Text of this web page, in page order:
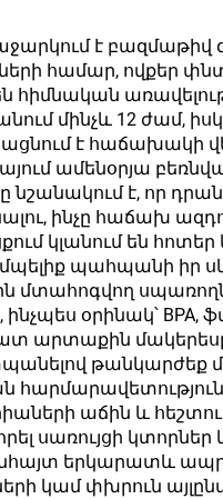
պատ
կոփեր
հետ
40
է բազմաթիվ
համար, ովքեր
մինչև 12 ժամ,
է հաճախակի
ամենօրյա
է, որ
ինչը հաճախ
կլանում են
ըմպելիք պահպանի
օրինակ՝
արտաքին
աճին և
սառույցի
երկարատև
կամ փխրուն